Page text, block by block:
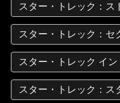
スター・トレック：ス
スター・トレック：セ
スター・トレック イ
スター・トレック：ス